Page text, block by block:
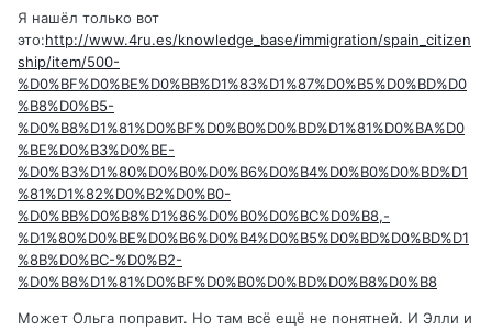
Я нашёл только вот
это:http://www.4ru.es/knowledge_base/immigration/spain_citizen
ship/item/500-
%D0%BF%D0%BE%D0%BB%D1%83%D1%87%D0%B5%D0%BD%D0
%B8%D0%B5-
%D0%B8%D1%81%D0%BF%D0%B0%D0%BD%D1%81%D0%BA%D0
%BE%D0%B3%D0%BE-
%D0%B3%D1%80%D0%B0%D0%B6%D0%B4%D0%B0%D0%BD%D1
%81%D1%82%D0%B2%D0%B0-
%D0%BB%D0%B8%D1%86%D0%B0%D0%BC%D0%B8,-
%D1%80%D0%BE%D0%B6%D0%B4%D0%B5%D0%BD%D0%BD%D1
%8B%D0%BC-%D0%B2-
%D0%B8%D1%81%D0%BF%D0%B0%D0%BD%D0%B8%D0%B8
Может Ольга поправит. Но там всё ещё не понятней. И Элли и